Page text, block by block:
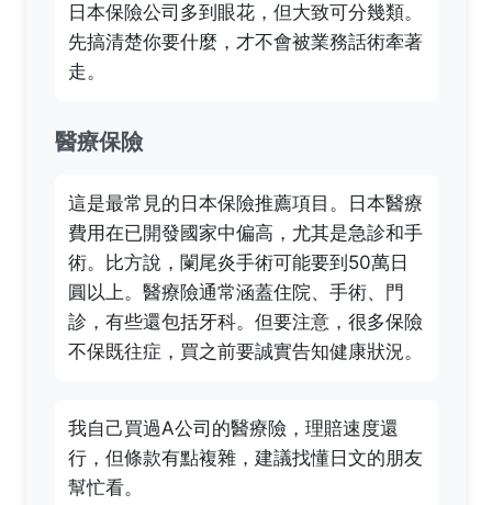
日本保險公司多到眼花，但大致可分幾類。
先搞清楚你要什麼，才不會被業務話術牽著
走。
醫療保險
這是最常見的日本保險推薦項目。日本醫療
費用在已開發國家中偏高，尤其是急診和手
術。比方說，闌尾炎手術可能要到50萬日
圓以上。醫療險通常涵蓋住院、手術、門
診，有些還包括牙科。但要注意，很多保險
不保既往症，買之前要誠實告知健康狀況。
我自己買過A公司的醫療險，理賠速度還
行，但條款有點複雜，建議找懂日文的朋友
幫忙看。